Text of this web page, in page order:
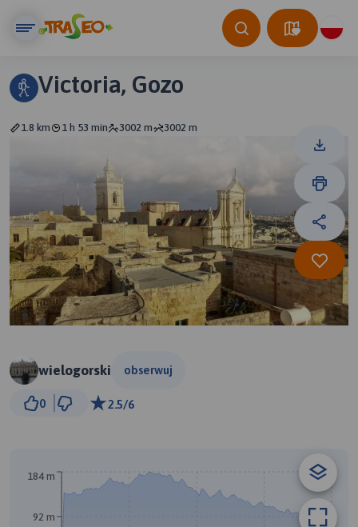
Victoria, Gozo
1.8 km 1 h 53 min 3002 m 3002 m
wielogorski obserwuj
0 2.5/6
92 m
184 m